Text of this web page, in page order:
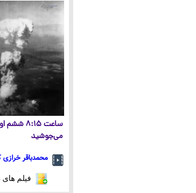
ساعت
می‌جوشید
محمدباقر
فیلم های